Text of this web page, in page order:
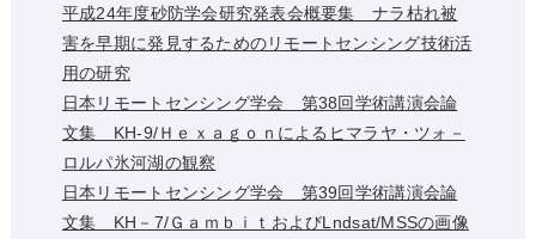
平成24年度砂防学会研究発表会概要集 ナラ枯れ被
害を早期に発見するためのリモートセンシング技術活
用の研究
日本リモートセンシング学会 第38回学術講演会論
文集 KH-9/Ｈｅｘａｇｏｎによるヒマラヤ・ツォ－
ロルパ氷河湖の観察
日本リモートセンシング学会 第39回学術講演会論
文集 KH－7/ＧａｍｂｉｔおよびLndsat/MSSの画像